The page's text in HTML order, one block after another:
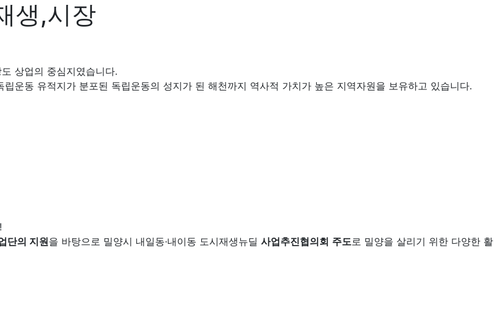
생,시장
상업의 중심지였습니다.
운동 유적지가 분포된 독립운동의 성지가 된 해천까지 역사적 가치가 높은 지역자원을 보유하고 있습니다.
단의 지원을 바탕으로 밀양시 내일동·내이동 도시재생뉴딜 사업추진협의회 주도로 밀양을 살리기 위한 다양한 활